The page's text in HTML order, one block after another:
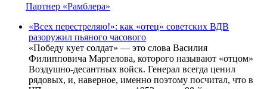
Партнер «Рамблера»
«Всех перестреляю!»: как «отец» советских ВДВ
разоружил пьяного часового
«Победу кует солдат» — это слова Василия
Филипповича Маргелова, которого называют «отцом»
Воздушно-десантных войск. Генерал всегда ценил
рядовых, и, наверное, именно поэтому посчитал, что в